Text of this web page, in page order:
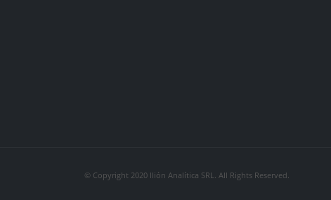
© Copyright 2020 Ilión Analítica SRL. All Rights Reserved.